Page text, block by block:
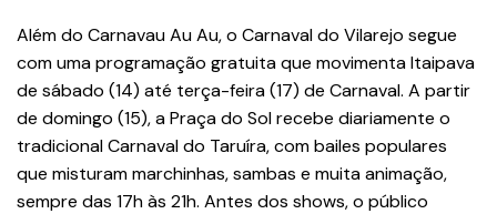
Além do Carnavau Au Au, o Carnaval do Vilarejo segue
com uma programação gratuita que movimenta Itaipava
de sábado (14) até terça-feira (17) de Carnaval. A partir
de domingo (15), a Praça do Sol recebe diariamente o
tradicional Carnaval do Taruíra, com bailes populares
que misturam marchinhas, sambas e muita animação,
sempre das 17h às 21h. Antes dos shows, o público